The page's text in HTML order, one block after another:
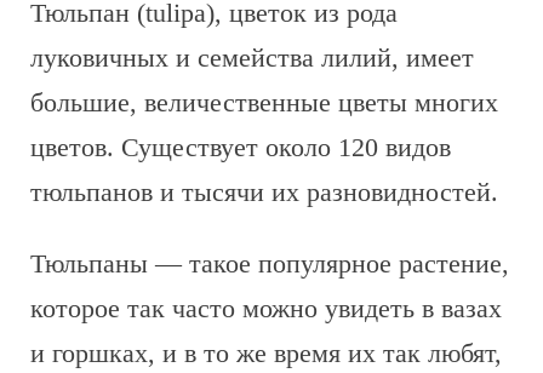
Тюльпан (tulipa), цветок из рода
луковичных и семейства лилий, имеет
большие, величественные цветы многих
цветов. Существует около 120 видов
тюльпанов и тысячи их разновидностей.
Тюльпаны — такое популярное растение,
которое так часто можно увидеть в вазах
и горшках, и в то же время их так любят,